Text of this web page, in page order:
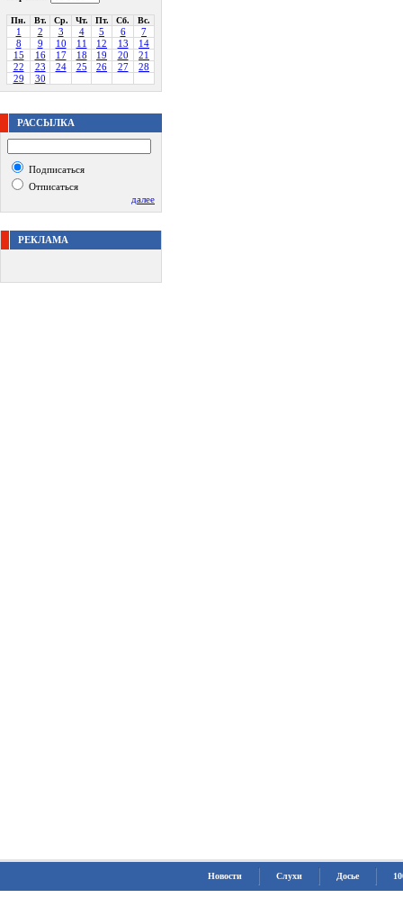
Пн. Вт. Ср. Чт. Пт. Сб. Вс.
1 2 3 4 5 6
7
8
9 10 11 12 13
14
15
16 17 18 19 20
21
22
23 24 25 26 27
28
29
30
РАССЫЛКА
Подписаться
Отписаться
далее
РЕКЛАМА
Новости Слухи Досье